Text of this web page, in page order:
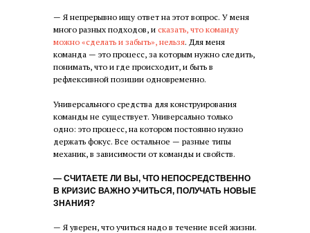
— Я непрерывно ищу ответ на этот вопрос. У меня
много разных подходов, и сказать, что команду
можно «сделать и забыть», нельзя. Для меня
команда — это процесс, за которым нужно следить,
понимать, что и где происходит, и быть в
рефлексивной позиции одновременно.
Универсального средства для конструирования
команды не существует. Универсально только
одно: это процесс, на котором постоянно нужно
держать фокус. Все остальное — разные типы
механик, в зависимости от команды и свойств.
— СЧИТАЕТЕ ЛИ ВЫ, ЧТО НЕПОСРЕДСТВЕННО
В КРИЗИС ВАЖНО УЧИТЬСЯ, ПОЛУЧАТЬ НОВЫЕ
ЗНАНИЯ?
— Я уверен, что учиться надо в течение всей жизни.